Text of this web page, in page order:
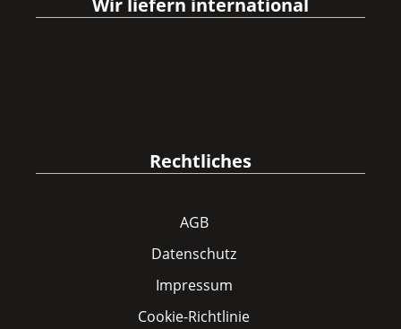
Wir liefern international
Rechtliches
AGB
Datenschutz
Impressum
Cookie-Richtlinie